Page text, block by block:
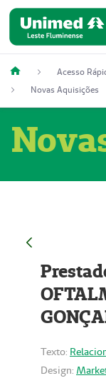
Acesso
Novas Aquisições
Texto:
Design: